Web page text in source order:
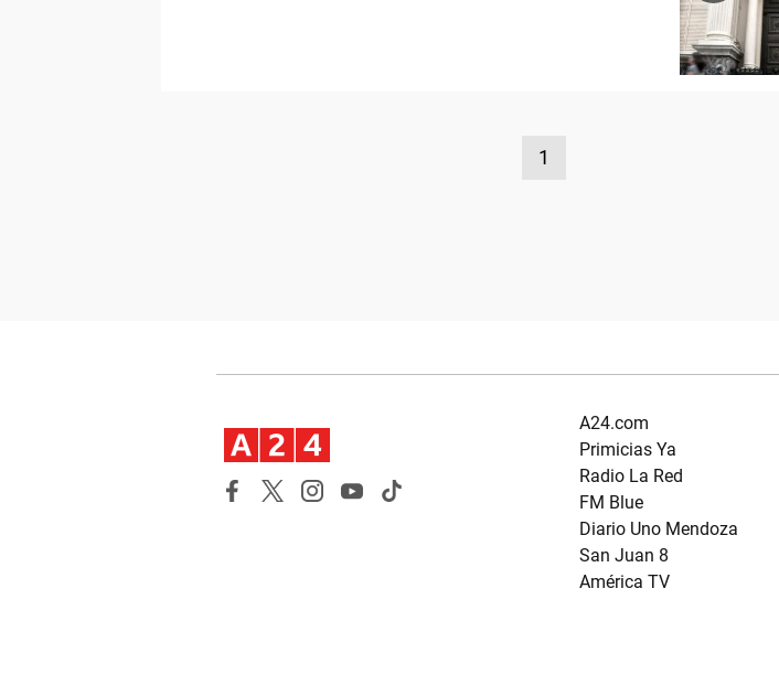
1
A24.com
Primicias Ya
Radio La Red
FM Blue
Diario Uno Mendoza
San Juan 8
América TV